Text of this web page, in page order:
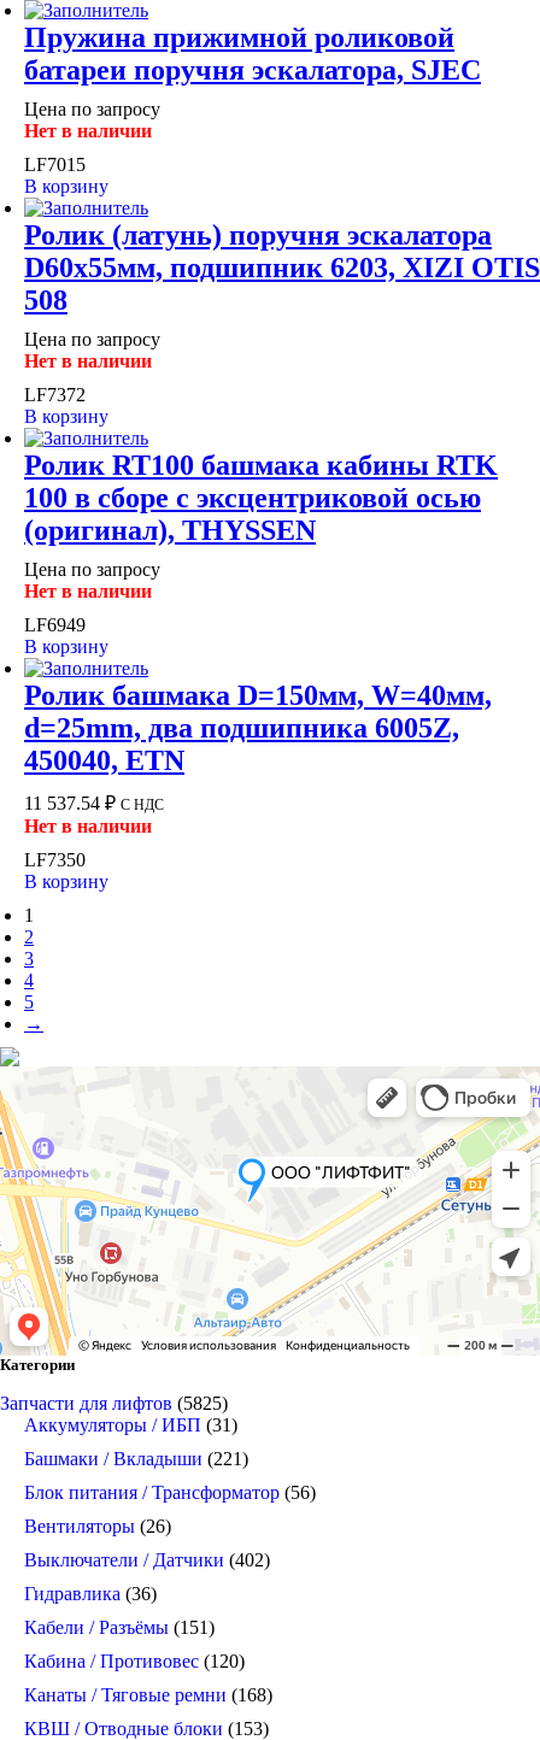
Пружина прижимной роликовой
батареи поручня эскалатора, SJEC
Цена по запросу
Нет в наличии
LF7015
В корзину
Ролик (латунь) поручня эскалатора
D60x55мм, подшипник 6203, XIZI OTIS
508
Цена по запросу
Нет в наличии
LF7372
В корзину
Ролик RT100 башмака кабины RTK
100 в сборе с эксцентриковой осью
(оригинал), THYSSEN
Цена по запросу
Нет в наличии
LF6949
В корзину
Ролик башмака D=150мм, W=40мм,
d=25mm, два подшипника 6005Z,
450040, ETN
11 537.54 ₽ С НДС
Нет в наличии
LF7350
В корзину
1
2
3
4
5
→
Категории
Запчасти для лифтов (5825)
Аккумуляторы / ИБП (31)
Башмаки / Вкладыши (221)
Блок питания / Трансформатор (56)
Вентиляторы (26)
Выключатели / Датчики (402)
Гидравлика (36)
Кабели / Разъёмы (151)
Кабина / Противовес (120)
Канаты / Тяговые ремни (168)
КВШ / Отводные блоки (153)